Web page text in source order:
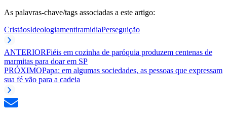
As palavras-chave/tags associadas a este artigo:
CristãosIdeologiamentiramidiaPerseguição
ANTERIORFiéis em cozinha de paróquia produzem centenas de
marmitas para doar em SP
PRÓXIMOPapa: em algumas sociedades, as pessoas que expressam
sua fé vão para a cadeia